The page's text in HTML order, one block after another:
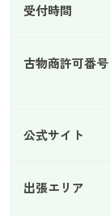
受付時間
古物商許可番号
公式サイト
出張エリア